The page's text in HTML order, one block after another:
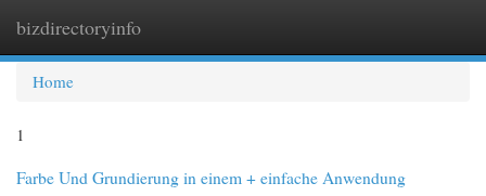
bizdirectoryinfo
Home
1
Farbe Und Grundierung in einem + einfache Anwendung